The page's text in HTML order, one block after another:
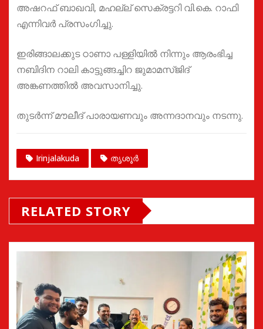
അഷറഫ് ബാഖവി, മഹല്ല് സെക്രട്ടറി വി.കെ. റാഫി
എന്നിവർ പ്രസംഗിച്ചു.
ഇരിങ്ങാലക്കുട ഠാണാ പള്ളിയിൽ നിന്നും ആരംഭിച്ച
നബിദിന റാലി കാട്ടുങ്ങച്ചിറ ജുമാമസ്ജിദ്
അങ്കണത്തിൽ അവസാനിച്ചു.
തുടർന്ന് മൗലീദ് പാരായണവും അന്നദാനവും നടന്നു.
Irinjalakuda തൃശൂർ
RELATED STORY